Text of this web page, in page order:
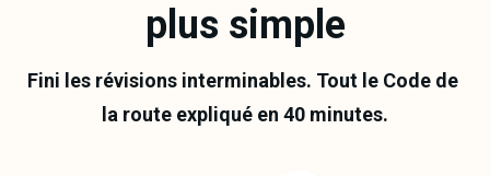
plus simple
Fini les révisions interminables. Tout le Code de
la route expliqué en 40 minutes.